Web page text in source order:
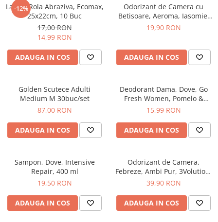
Hrana Umeda
Hrana Uscata
Ingrijire Animale
Accesorii Ingrijire Copii
Accesorii Baie
Gel de Dus pentru Copii
Pudra de Talc
Sampon pentru Copii
Uleiuri, Lotiuni si Creme
Pasta de Dinti
Periuta de Dinti
Scutece pentru Copii
-12%
Laveta Rola Abraziva, Ecomax,
25x22cm, 10 Buc
17,00 RON
14,99 RON
ADAUGA IN COS
Odorizant de Camera cu
Betisoare, Aeroma, Iasomie,
125 ml -
19,90 RON
ADAUGA IN COS
Golden Scutece Adulti
Medium M 30buc/set
87,00 RON
ADAUGA IN COS
Deodorant Dama, Dove, Go
Fresh Women, Pomelo &
Lemongrass, Spray, 150 ml
15,99 RON
ADAUGA IN COS
Sampon, Dove, Intensive
Repair, 400 ml
19,50 RON
ADAUGA IN COS
Odorizant de Camera,
Febreze, Ambi Pur, 3Volution,
Aparat Electric + Rezerva,
39,90 RON
ADAUGA IN COS